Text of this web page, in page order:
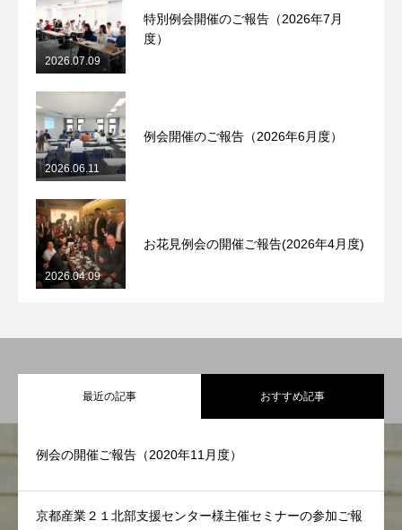
特別例会開催のご報告（2026年7月
度）
2026.07.09
例会開催のご報告（2026年6月度）
2026.06.11
お花見例会の開催ご報告(2026年4月度)
2026.04.09
最近の記事 おすすめ記事
例会の開催ご報告（2020年11月度）
京都産業２１北部支援センター様主催セミナーの参加ご報